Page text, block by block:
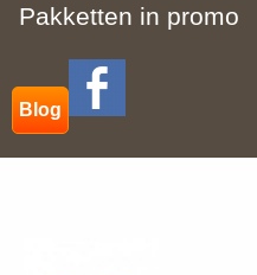
Pakketten in promo
Blog